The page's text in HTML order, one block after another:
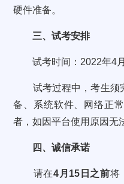
硬件准备。
三、试考安排
试考时间：2022年4月
试考过程中，考生须
备、系统软件、网络正
者，如因平台使用原因无
四、诚信承诺
请在4月15日之前将